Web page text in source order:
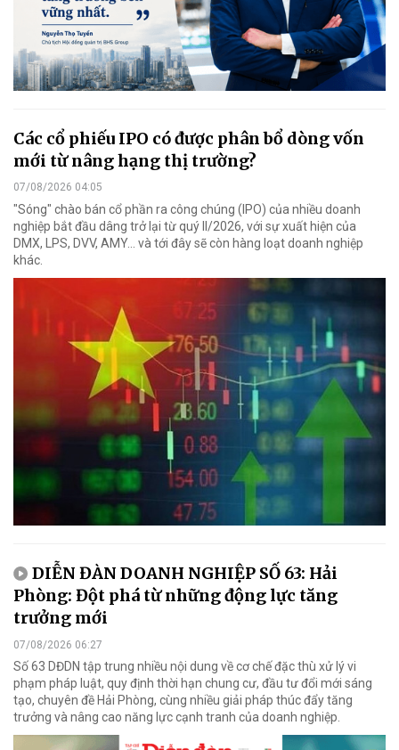
Các cổ phiếu IPO có được phân bổ dòng vốn
mới từ nâng hạng thị trường?
07/08/2026 04:05
"Sóng" chào bán cổ phần ra công chúng (IPO) của nhiều doanh
nghiệp bắt đầu dâng trở lại từ quý II/2026, với sự xuất hiện của
DMX, LPS, DVV, AMY... và tới đây sẽ còn hàng loạt doanh nghiệp
khác.
DIỄN ĐÀN DOANH NGHIỆP SỐ 63: Hải
Phòng: Đột phá từ những động lực tăng
trưởng mới
07/08/2026 06:27
Số 63 DĐDN tập trung nhiều nội dung về cơ chế đặc thù xử lý vi
phạm pháp luật, quy định thời hạn chung cư, đầu tư đổi mới sáng
tạo, chuyên đề Hải Phòng, cùng nhiều giải pháp thúc đẩy tăng
trưởng và nâng cao năng lực cạnh tranh của doanh nghiệp.